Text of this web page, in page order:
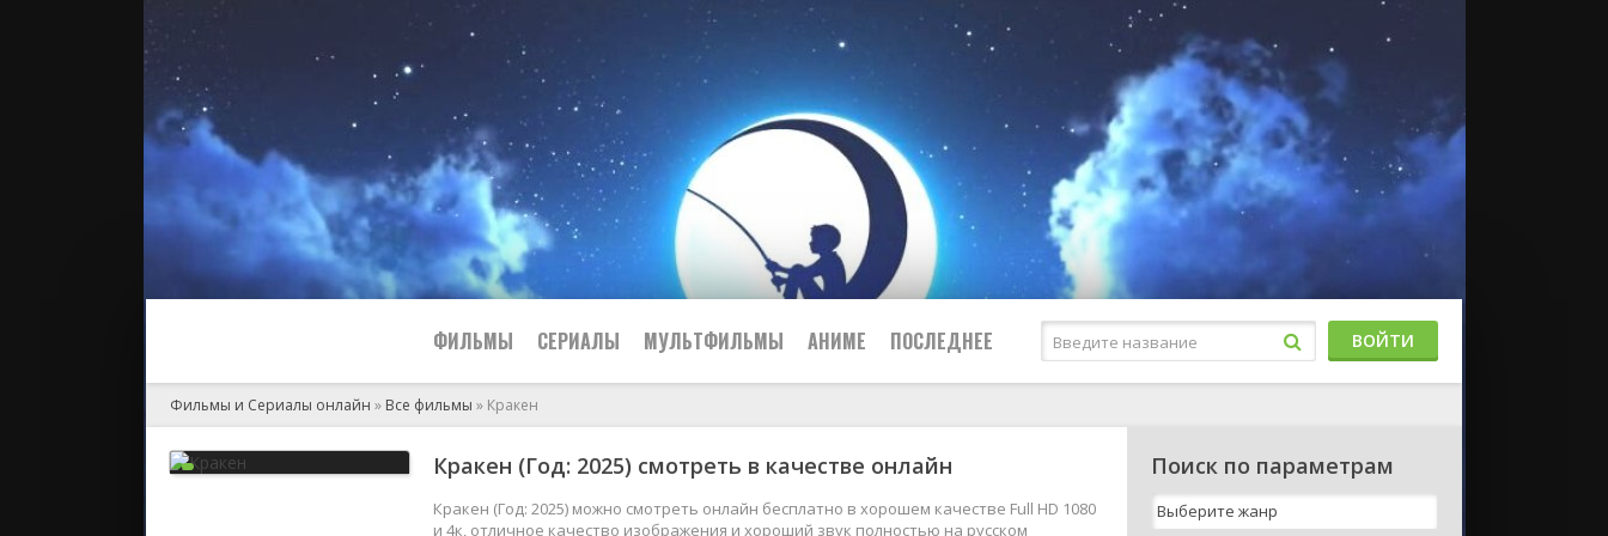
ФИЛЬМЫ
2024
Боевики
Военные
Мелодрамы
Приключения
СЕРИАЛЫ МУЛЬТФИЛЬМЫ АНИМЕ ПОСЛЕДНЕЕ
2024
ВОЙТИ
Фильмы и Сериалы онлайн » Все фильмы » Кракен
Кракен (Год: 2025) смотреть в качестве онлайн
Кракен (Год: 2025) можно смотреть онлайн бесплатно в хорошем качестве Full HD 1080
и 4к, отличное качество изображения и хороший звук полностью на русском
Поиск по параметрам